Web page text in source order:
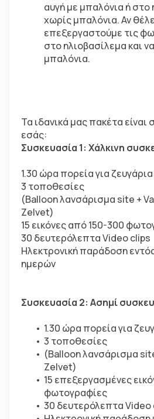
αυγή με μπαλόνια ή στο
χωρίς μπαλόνια. Αν
επεξεργαστούμε τις
στο ηλιοβασίλεμα και
μπαλόνια.
Τα ιδανικά μας πακέτα είναι
εσάς:
Συσκευασία 1: Χάλκινη
1.30 ώρα πορεία για ζευγάρια
3 τοποθεσίες
(Balloon λανσάρισμα site +
Zelvet)
15 εικόνες από 150-300
30 δευτερόλεπτα Video clips
Ηλεκτρονική παράδοση
ημερών
Συσκευασία 2: Ασημί
1.30 ώρα πορεία για
3 τοποθεσίες
(Balloon λανσάρισμα
Zelvet)
15 επεξεργασμένες
φωτογραφίες
30 δευτερόλεπτα Video